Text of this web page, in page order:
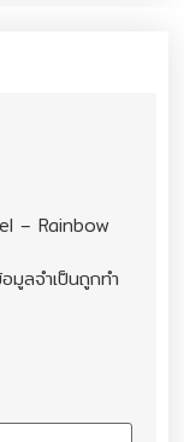
– Rainbow
มูลจำเป็นถูกทำ